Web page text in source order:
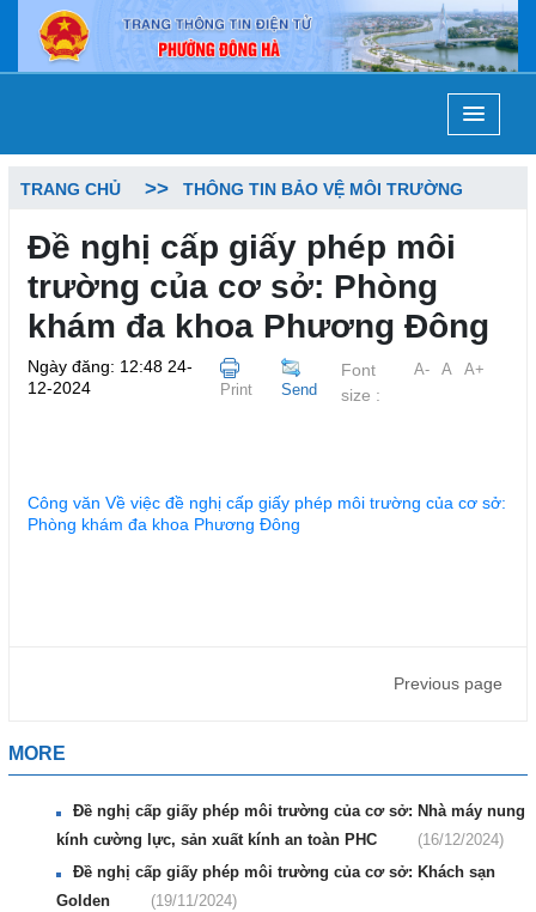
TRANG CHỦ THÔNG TIN BẢO VỆ MÔI TRƯỜNG
Đề nghị cấp giấy phép môi
trường của cơ sở: Phòng
khám đa khoa Phương Đông
Ngày đăng: 12:48 24-
12-2024
Print Send
Font
size :
A- A A+
Công văn Về việc đề nghị cấp giấy phép môi trường của cơ sở:
Phòng khám đa khoa Phương Đông
Previous page
MORE
Đề nghị cấp giấy phép môi trường của cơ sở: Nhà máy nung
kính cường lực, sản xuất kính an toàn PHC
(16/12/2024)
Đề nghị cấp giấy phép môi trường của cơ sở: Khách sạn
Golden
(19/11/2024)